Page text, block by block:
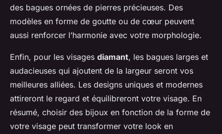
des bagues ornées de pierres précieuses. Des
modèles en forme de goutte ou de cœur peuvent
aussi renforcer l’harmonie avec votre morphologie.
Enfin, pour les visages diamant, les bagues larges et
audacieuses qui ajoutent de la largeur seront vos
meilleures alliées. Les designs uniques et modernes
attireront le regard et équilibreront votre visage. En
résumé, choisir des bijoux en fonction de la forme de
votre visage peut transformer votre look en